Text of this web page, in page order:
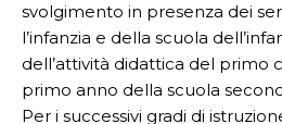
svolgimento in presenza dei
l’infanzia e della scuola
dell’attività didattica del primo
primo anno della scuola
Per i successivi gradi di